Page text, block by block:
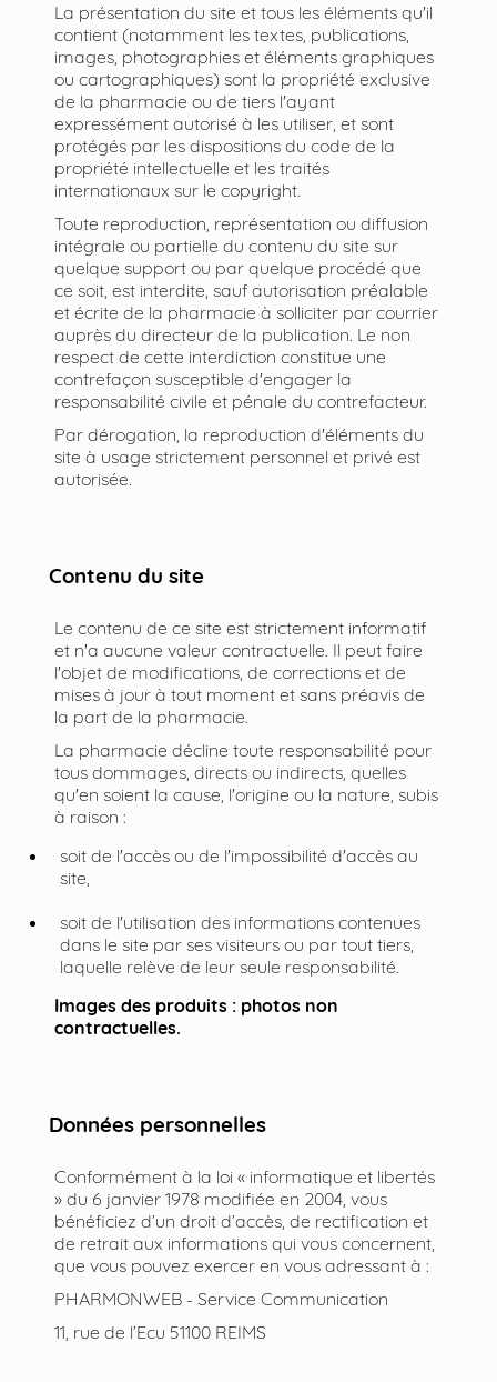
La présentation du site et tous les éléments qu'il
contient (notamment les textes, publications,
images, photographies et éléments graphiques
ou cartographiques) sont la propriété exclusive
de la pharmacie ou de tiers l'ayant
expressément autorisé à les utiliser, et sont
protégés par les dispositions du code de la
propriété intellectuelle et les traités
internationaux sur le copyright.
Toute reproduction, représentation ou diffusion
intégrale ou partielle du contenu du site sur
quelque support ou par quelque procédé que
ce soit, est interdite, sauf autorisation préalable
et écrite de la pharmacie à solliciter par courrier
auprès du directeur de la publication. Le non
respect de cette interdiction constitue une
contrefaçon susceptible d'engager la
responsabilité civile et pénale du contrefacteur.
Par dérogation, la reproduction d'éléments du
site à usage strictement personnel et privé est
autorisée.
Contenu du site
Le contenu de ce site est strictement informatif
et n'a aucune valeur contractuelle. Il peut faire
l'objet de modifications, de corrections et de
mises à jour à tout moment et sans préavis de
la part de la pharmacie.
La pharmacie décline toute responsabilité pour
tous dommages, directs ou indirects, quelles
qu'en soient la cause, l'origine ou la nature, subis
à raison :
soit de l'accès ou de l'impossibilité d'accès au
site,
soit de l'utilisation des informations contenues
dans le site par ses visiteurs ou par tout tiers,
laquelle relève de leur seule responsabilité.
Images des produits : photos non
contractuelles.
Données personnelles
Conformément à la loi « informatique et libertés
» du 6 janvier 1978 modifiée en 2004, vous
bénéficiez d’un droit d’accès, de rectification et
de retrait aux informations qui vous concernent,
que vous pouvez exercer en vous adressant à :
PHARMONWEB - Service Communication
11, rue de l’Ecu 51100 REIMS